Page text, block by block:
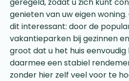
genieten van uw eigen
dit interessant: door de
vakantieparken bij gezinnen
groot dat u het huis
daarmee een stabiel
zonder hier zelf veel voor te